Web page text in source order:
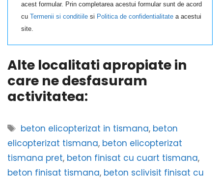
acest formular. Prin completarea acestui formular sunt de acord
cuTermenii si conditiile si Politica de confidentialitate a acestui
site.
Alte localitati apropiate in
care ne desfasuram
activitatea:
Etichete
beton elicopterizat in tismana, beton
elicopterizat tismana, beton elicopterizat
tismana pret, beton finisat cu cuart tismana,
beton finisat tismana, beton sclivisit finisat cu